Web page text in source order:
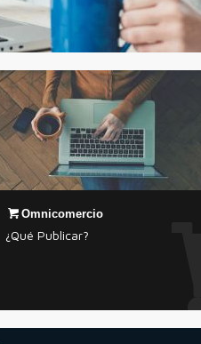
Omnicomercio
¿Qué Publicar?